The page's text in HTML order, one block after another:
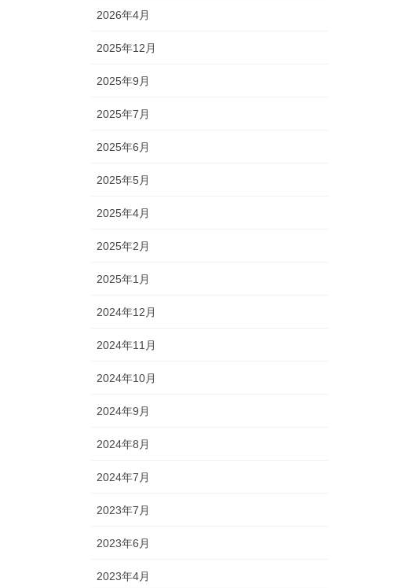
2026年4月
2025年12月
2025年9月
2025年7月
2025年6月
2025年5月
2025年4月
2025年2月
2025年1月
2024年12月
2024年11月
2024年10月
2024年9月
2024年8月
2024年7月
2023年7月
2023年6月
2023年4月